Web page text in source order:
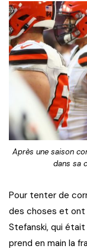
Après une saison
dans sa
Pour tenter de
des choses et ont
Stefanski, qui
prend en main la